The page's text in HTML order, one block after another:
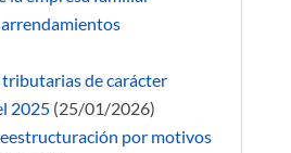
de carácter
2025(25/01/2026)
por motivos